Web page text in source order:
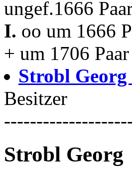
ungef.1666
I. oo um 1666
+ um 1706 Paar
Strobl Georg
Besitzer
Strobl Georg